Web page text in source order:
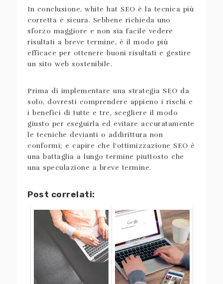
In conclusione, white hat SEO è la tecnica più
corretta e sicura. Sebbene richieda uno
sforzo maggiore e non sia facile vedere
risultati a breve termine, è il modo più
efficace per ottenere buoni risultati e gestire
un sito web sostenibile.
Prima di implementare una strategia SEO da
solo, dovresti comprendere appieno i rischi e
i benefici di tutte e tre, scegliere il modo
giusto per eseguirla ed evitare accuratamente
le tecniche devianti o addirittura non
conformi; e capire che l'ottimizzazione SEO è
una battaglia a lungo termine piuttosto che
una speculazione a breve termine.
Post correlati: